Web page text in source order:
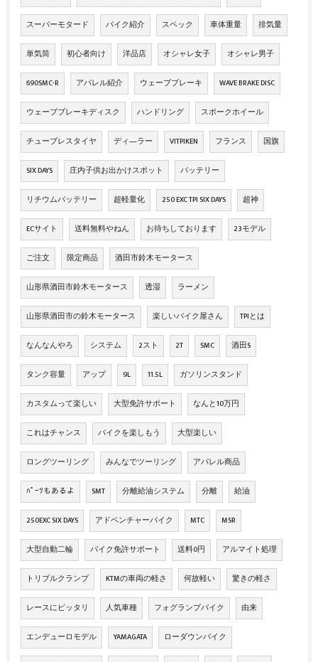
スーパーモタード バイク紹介 スペック 車体重量 排気量
単気筒 初心者向け 洋品店 オシャレ女子 オシャレ男子
690SMC-R アパレル紹介 ウェーブブレーキ WAVE BRAKE DISC
ウェーブブレーキディスク ハンドリング スポークホイール
チューブレスタイヤ ディ―ラー VITPIKEN フランス 国旗
SIX DAYS 庄内子供お出かけスポット バッテリー
リチウムバッテリー 超軽量化 250 EXC TPI SIX DAYS 超神
ECサイト 送料無料やねん お待ちしております 23モデル
ご注文 限定商品 酒田市鈴木モータース
山形県酒田市鈴木モータース 透湿 ラーメン
山形県酒田市の鈴木モータース 楽しいバイク屋さん TPIとは
なんなんやろ システム 2スト 2T SMC 酒田S
タンク容量 アップ 9L 11.5L ガソリンスタンド
カスタムって楽しい 大型免許サポート なんと10万円
これはチャンス バイクを楽しもう 大型楽しい
ロングツーリング みんなでツーリング アパレル商品
ﾊﾟｰﾂもあるよ SMT 分離給油システム 分離 給油
250EXC SIX DAYS アドベンチャーバイク MTC MSR
大型自動二輪 バイク免許サポート 送料0円 アルマイト処理
トリプルクランプ KTMの車両の軽さ 何故軽い 驚きの軽さ
レースにピッタリ 人気車種 フォグランプバイク 由来
エンデューロモデル YAMAGATA ローダウンバイク